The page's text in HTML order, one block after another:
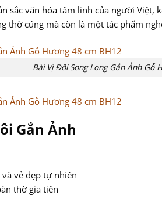
sắc văn hóa tâm linh của người
thờ cúng mà còn là một tác phẩm
Bài Vị Đôi Song Long Gắn Ảnh Gỗ
Gắn Ảnh
vẻ đẹp tự nhiên
thờ gia tiên